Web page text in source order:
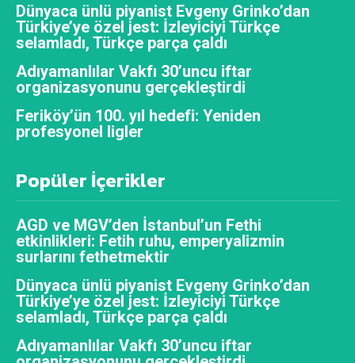
Dünyaca ünlü piyanist Evgeny Grinko’dan
Türkiye’ye özel jest: İzleyiciyi Türkçe
selamladı, Türkçe parça çaldı
Adıyamanlılar Vakfı 30’uncu iftar
organizasyonunu gerçekleştirdi
Feriköy’ün 100. yıl hedefi: Yeniden
profesyonel ligler
Popüler İçerikler
AGD ve MGV’den İstanbul’un Fethi
etkinlikleri: Fetih ruhu, emperyalizmin
surlarını fethetmektir
Dünyaca ünlü piyanist Evgeny Grinko’dan
Türkiye’ye özel jest: İzleyiciyi Türkçe
selamladı, Türkçe parça çaldı
Adıyamanlılar Vakfı 30’uncu iftar